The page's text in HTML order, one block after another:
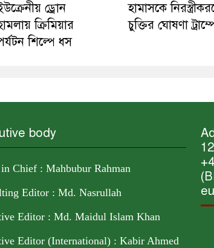
ড্রোন
ক্রিমিয়ার
শিল্পে ধস
হামাসকে
চুক্তির ঘোষণা
body
Chief : Mahbubur Rahman
Editor : Md. Nasrullah
Editor : Md. Maidul Islam Khan
Editor (International) : Kabir Ahmed